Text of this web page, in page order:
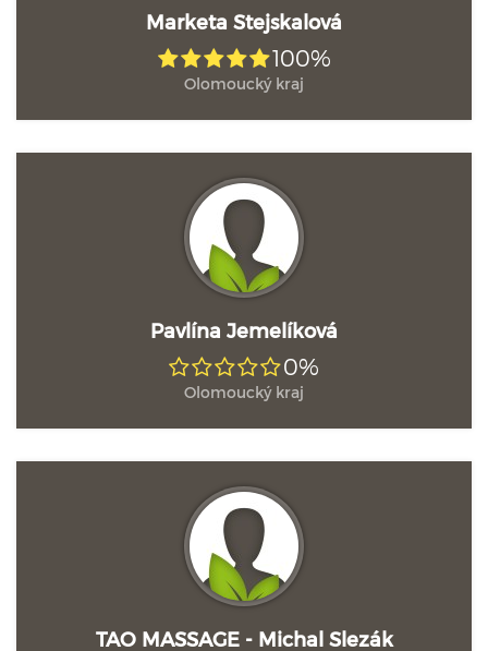
Marketa Stejskalová
100%
Olomoucký kraj
Pavlína Jemelíková
0%
Olomoucký kraj
TAO MASSAGE - Michal Slezák